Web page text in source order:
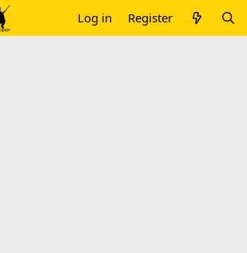
Log in Register